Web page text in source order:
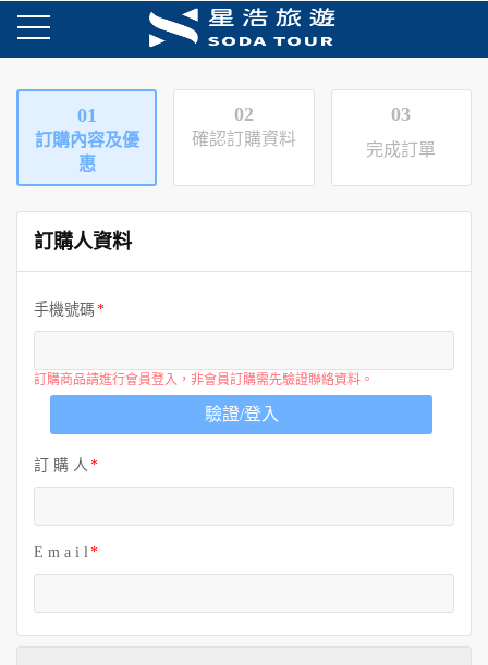
01
訂購內容及優
惠
02
確認訂購資料
03
完成訂單
訂購人資料
手機號碼
訂購商品請進行會員登入，非會員訂購需先驗證聯絡資料。
驗證/登入
訂 購 人
E m a i l